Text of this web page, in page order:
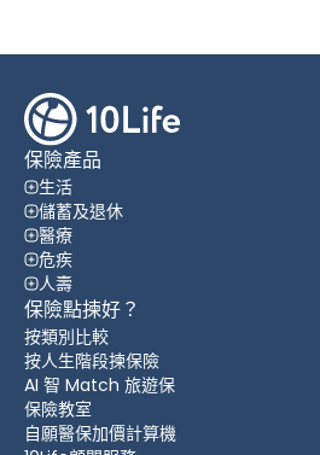
保險產品
生活
儲蓄及退休
醫療
危疾
人壽
保險點揀好？
按類別比較
按人生階段揀保險
AI 智 Match 旅遊保
保險教室
自願醫保加價計算機